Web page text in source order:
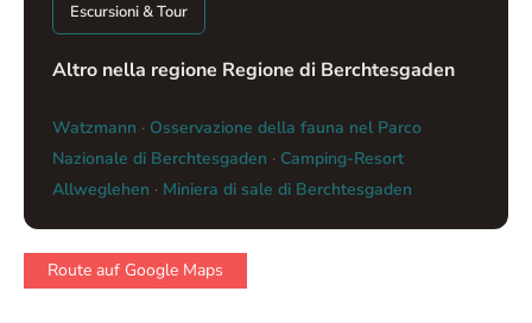
Escursioni & Tour
Altro nella regione Regione di Berchtesgaden
Watzmann · Osservazione della fauna nel Parco
Nazionale di Berchtesgaden · Camping-Resort
Allweglehen · Miniera di sale di Berchtesgaden
Route auf Google Maps